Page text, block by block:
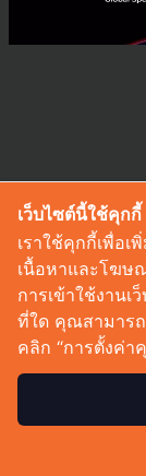
©
เว็บไซต์นี้ใช้คุกกี้
เราใช้คุกกี้เพื่อ
เนื้อหาและโฆษ
การเข้าใช้งานเ
ที่ใด คุณสามารถ
คลิก “การตั้งค่า